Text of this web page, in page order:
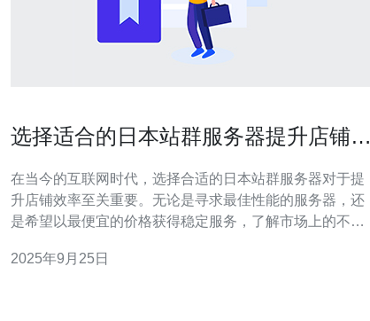
选择适合的日本站群服务器提升店铺效
在当今的互联网时代，选择合适的日本站群服务器对于提
升店铺效率至关重要。无论是寻求最佳性能的服务器，还
是希望以最便宜的价格获得稳定服务，了解市场上的不同
介绍不同类型的服务器，帮助您选择出最适合的方案，从
2025年9月25日